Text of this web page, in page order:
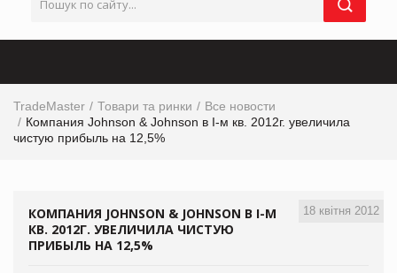
TradeMaster Товари та ринки
Все новости
Компания Johnson & Johnson в I-м кв. 2012г. увеличила
чистую прибыль на 12,5%
18 квітня 2012
КОМПАНИЯ JOHNSON & JOHNSON В I-М
КВ. 2012Г. УВЕЛИЧИЛА ЧИСТУЮ
ПРИБЫЛЬ НА 12,5%